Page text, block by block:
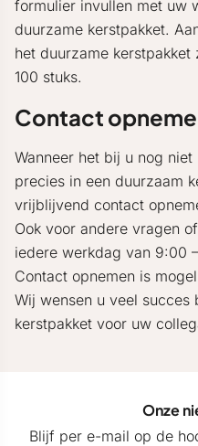
formulier invullen met uw
duurzame kerstpakket.
het duurzame
100 stuks.
Contact
Wanneer het bij u nog
precies in een duurzaam
vrijblijvend contact
Ook voor andere vragen
iedere werkdag van 9:00
Contact opnemen is
Wij wensen u veel
kerstpakket voor uw
Onze
Blijf per e-mail op de